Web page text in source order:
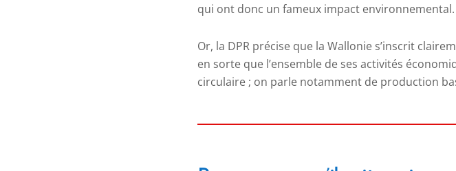
qui ont donc un fameux impact environnemental.
Or, la DPR précise que la Wallonie s’inscrit
en sorte que l’ensemble de ses activités
circulaire ; on parle notamment de production